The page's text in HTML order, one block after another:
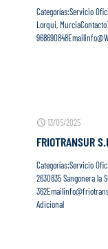
Categorías:Servicio
Lorqui,
13/05/2025
FRIOTRANSUR
Categorías:Servicio
2630835 Sangonera la
Adicional